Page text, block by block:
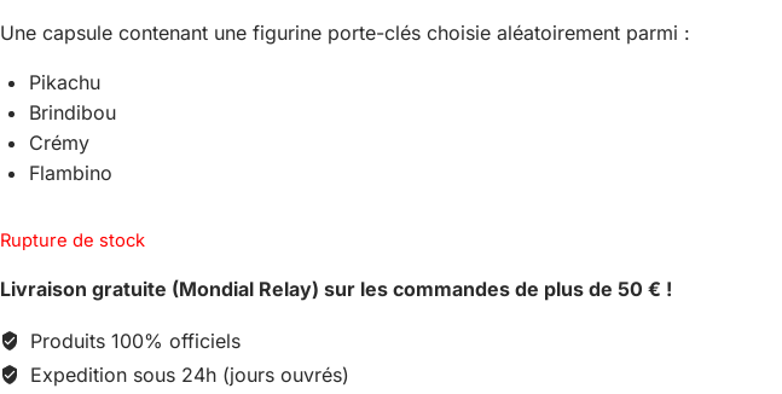
Une capsule contenant une figurine porte-clés choisie aléatoirement parmi :
Pikachu
Brindibou
Crémy
Flambino
Rupture de stock
Livraison gratuite (Mondial Relay) sur les commandes de plus de 50 € !
Produits 100% officiels
Expedition sous 24h (jours ouvrés)